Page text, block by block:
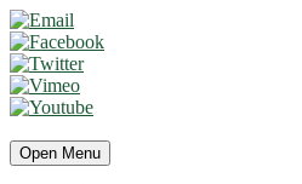
Open Menu